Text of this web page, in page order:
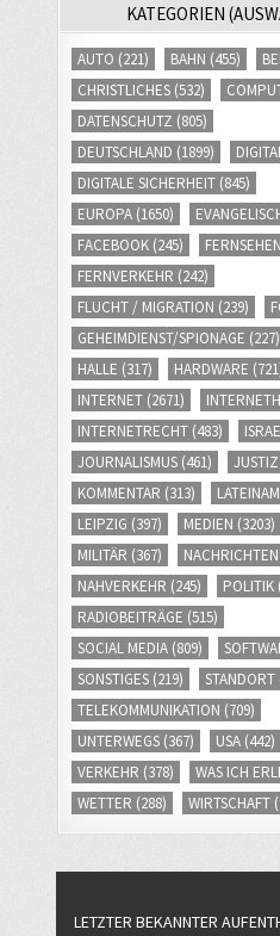
KATEGORIEN
AUTO (221) BAHN (455)
CHRISTLICHES (532)
DATENSCHUTZ (805)
DEUTSCHLAND (1899)
DIGITALE SICHERHEIT (845)
EUROPA (1650)
FACEBOOK (245) FERNSEHEN
FERNVERKEHR (242)
FLUCHT / MIGRATION (239)
GEHEIMDIENST/SPIONAGE (227)
HALLE (317) HARDWARE
INTERNET (2671)
INTERNETRECHT (483)
JOURNALISMUS (461) JUSTIZ
KOMMENTAR (313)
LEIPZIG (397) MEDIEN (3203)
MILITÄR (367) NACHRICHTEN
NAHVERKEHR (245) POLITIK
RADIOBEITRÄGE (515)
SOCIAL MEDIA (809)
SONSTIGES (219) STANDORT
TELEKOMMUNIKATION (709)
UNTERWEGS (367) USA (442)
VERKEHR (378) WAS ICH
WETTER (288) WIRTSCHAFT
LETZTER BEKANNTER